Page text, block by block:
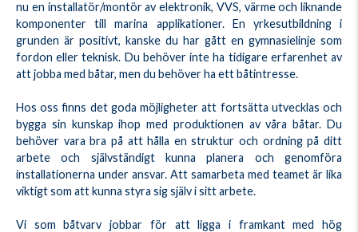
nu en installatör/montör av elektronik, VVS, värme och liknande
komponenter till marina applikationer. En yrkesutbildning i
grunden är positivt, kanske du har gått en gymnasielinje som
fordon eller teknisk. Du behöver inte ha tidigare erfarenhet av
att jobba med båtar, men du behöver ha ett båtintresse.
Hos oss finns det goda möjligheter att fortsätta utvecklas och
bygga sin kunskap ihop med produktionen av våra båtar. Du
behöver vara bra på att hålla en struktur och ordning på ditt
arbete och självständigt kunna planera och genomföra
installationerna under ansvar. Att samarbeta med teamet är lika
viktigt som att kunna styra sig själv i sitt arbete.
Vi som båtvarv jobbar för att ligga i framkant med hög